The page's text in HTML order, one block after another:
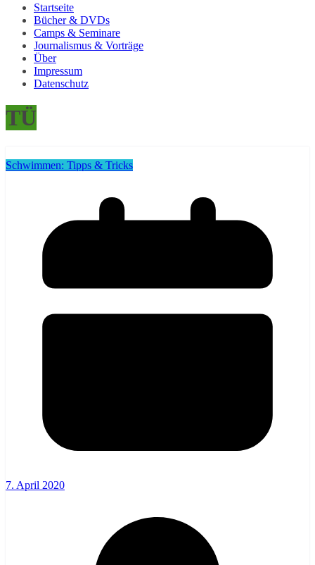
Startseite
Bücher & DVDs
Camps & Seminare
Journalismus & Vorträge
Über
Impressum
Datenschutz
TÜ
Schwimmen: Tipps & Tricks
7. April 2020